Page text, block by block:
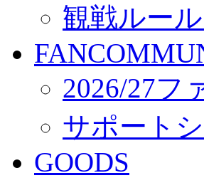
観戦ルー
2026/27フ
サポート
GOODS